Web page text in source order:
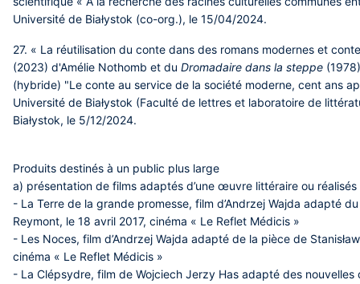
Université de Białystok (co-org.), le 15/04/2024.
27. « La réutilisation du conte dans des romans modernes et
(2023) d'Amélie Nothomb et du Dromadaire dans la steppe
(hybride) "Le conte au service de la société moderne, cent ans
Université de Białystok (Faculté de lettres et laboratoire de
Białystok, le 5/12/2024.
Produits destinés à un public plus large
a) présentation de films adaptés d’une œuvre littéraire ou
- La Terre de la grande promesse, film d’Andrzej Wajda adapté
Reymont, le 18 avril 2017, cinéma « Le Reflet Médicis »
- Les Noces, film d’Andrzej Wajda adapté de la pièce de
cinéma « Le Reflet Médicis »
- La Clépsydre, film de Wojciech Jerzy Has adapté des nouvelles